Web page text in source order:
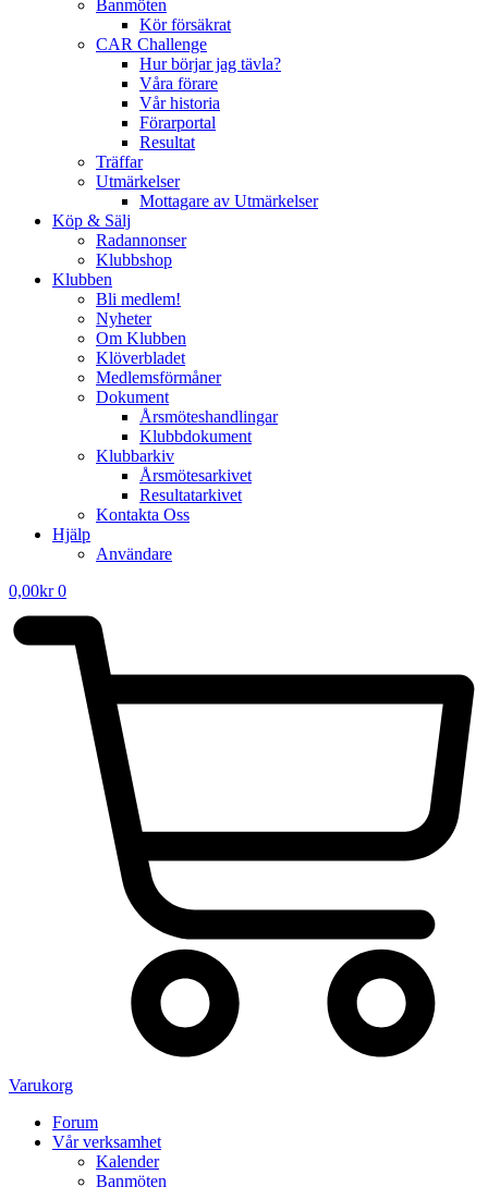
Banmöten
Kör försäkrat
CAR Challenge
Hur börjar jag tävla?
Våra förare
Vår historia
Förarportal
Resultat
Träffar
Utmärkelser
Mottagare av Utmärkelser
Köp & Sälj
Radannonser
Klubbshop
Klubben
Bli medlem!
Nyheter
Om Klubben
Klöverbladet
Medlemsförmåner
Dokument
Årsmöteshandlingar
Klubbdokument
Klubbarkiv
Årsmötesarkivet
Resultatarkivet
Kontakta Oss
Hjälp
Användare
0,00kr 0
Varukorg
Forum
Vår verksamhet
Kalender
Banmöten